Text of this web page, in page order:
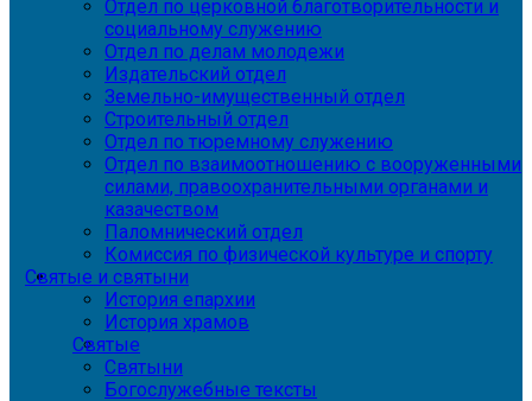
Отдел по церковной благотворительности и
социальному служению
Отдел по делам молодежи
Издательский отдел
Земельно-имущественный отдел
Строительный отдел
Отдел по тюремному служению
Отдел по взаимоотношению с вооруженными
силами, правоохранительными органами и
казачеством
Паломнический отдел
Комиссия по физической культуре и спорту
Святые и святыни
История епархии
История храмов
Святые
Святыни
Богослужебные тексты